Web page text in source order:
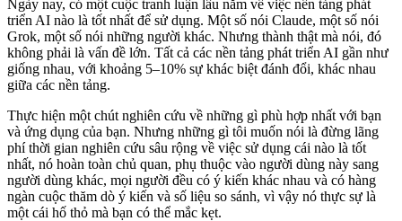
Ngày nay, có một cuộc tranh luận lâu năm về việc nền tảng phát
triển AI nào là tốt nhất để sử dụng. Một số nói Claude, một số nói
Grok, một số nói những người khác. Nhưng thành thật mà nói, đó
không phải là vấn đề lớn. Tất cả các nền tảng phát triển AI gần như
giống nhau, với khoảng 5–10% sự khác biệt đánh đổi, khác nhau
giữa các nền tảng.
Thực hiện một chút nghiên cứu về những gì phù hợp nhất với bạn
và ứng dụng của bạn. Nhưng những gì tôi muốn nói là đừng lãng
phí thời gian nghiên cứu sâu rộng về việc sử dụng cái nào là tốt
nhất, nó hoàn toàn chủ quan, phụ thuộc vào người dùng này sang
người dùng khác, mọi người đều có ý kiến khác nhau và có hàng
ngàn cuộc thăm dò ý kiến và số liệu so sánh, vì vậy nó thực sự là
một cái hố thỏ mà bạn có thể mắc kẹt.